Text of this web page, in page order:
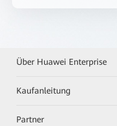
Über Huawei Enterprise
Kaufanleitung
Partner